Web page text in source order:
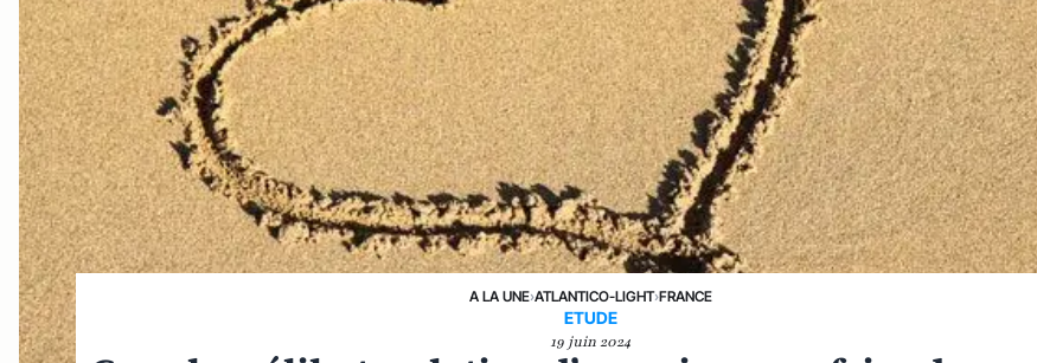
A LA UNE›ATLANTICO-LIGHT›FRANCE
ETUDE
19 juin 2024